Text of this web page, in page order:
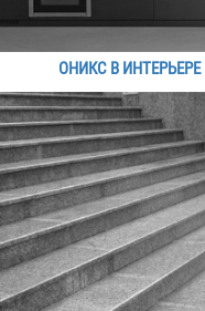
ОНИКС В ИНТЕРЬЕРЕ